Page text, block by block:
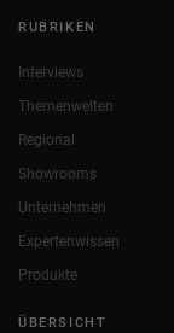
RUBRIKEN
Interviews
Themenwelten
Regional
Showrooms
Unternehmen
Expertenwissen
Produkte
ÜBERSICHT